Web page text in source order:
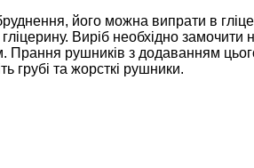
його можна випрати в
Виріб необхідно
Прання рушників з додаванням
грубі та жорсткі рушники.